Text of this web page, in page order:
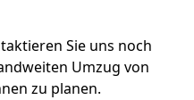
Sie uns noch
Umzug von
zu planen.